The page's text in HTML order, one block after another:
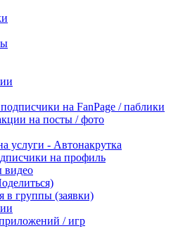
на FanPage / паблики
на посты / фото
услуги - Автонакрутка
на профиль
видео
в группы (заявки)
/ игр